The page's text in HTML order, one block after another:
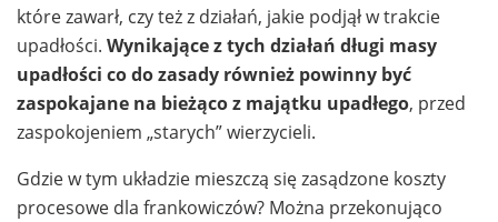
które zawarł, czy też z działań, jakie podjął w trakcie
upadłości. Wynikające z tych działań długi masy
upadłości co do zasady również powinny być
zaspokajane na bieżąco z majątku upadłego, przed
zaspokojeniem „starych” wierzycieli.
Gdzie w tym układzie mieszczą się zasądzone koszty
procesowe dla frankowiczów? Można przekonująco